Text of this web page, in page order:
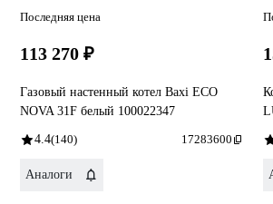
Последняя цена
113 270 ₽
Газовый настенный котел Baxi ECO
NOVA 31F белый 100022347
4.4(140) 17283600
Аналоги